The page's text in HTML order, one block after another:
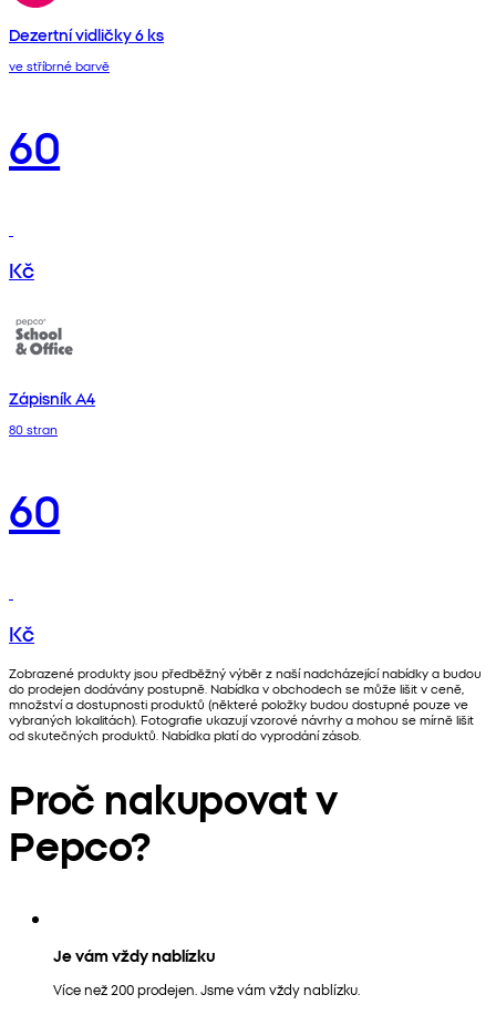
Dezertní vidličky 6 ks
ve stříbrné barvě
60
Kč
Zápisník A4
80 stran
60
Kč
Zobrazené produkty jsou předběžný výběr z naší nadcházející nabídky a budou
do prodejen dodávány postupně. Nabídka v obchodech se může lišit v ceně,
množství a dostupnosti produktů (některé položky budou dostupné pouze ve
vybraných lokalitách). Fotografie ukazují vzorové návrhy a mohou se mírně lišit
od skutečných produktů. Nabídka platí do vyprodání zásob.
Proč nakupovat v
Pepco?
Je vám vždy nablízku
Více než 200 prodejen. Jsme vám vždy nablízku.